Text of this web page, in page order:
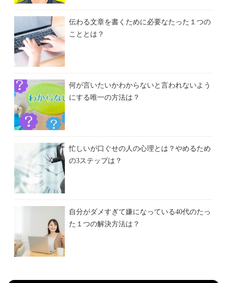
伝わる文章を書くために必要なたった１つの
こととは？
何が言いたいかわからないと言われないよう
にする唯一の方法は？
忙しいが口ぐせの人の心理とは？やめるため
の3ステップは？
自分がダメすぎて嫌になっている40代のたっ
た１つの解決方法は？